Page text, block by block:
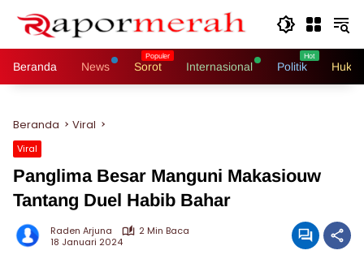
Beranda News Sorot Internasional Politik
Beranda Viral
Viral
Panglima Besar Manguni Makasiouw
Tantang Duel Habib Bahar
Raden Arjuna
2 Min Baca
18 Januari 2024